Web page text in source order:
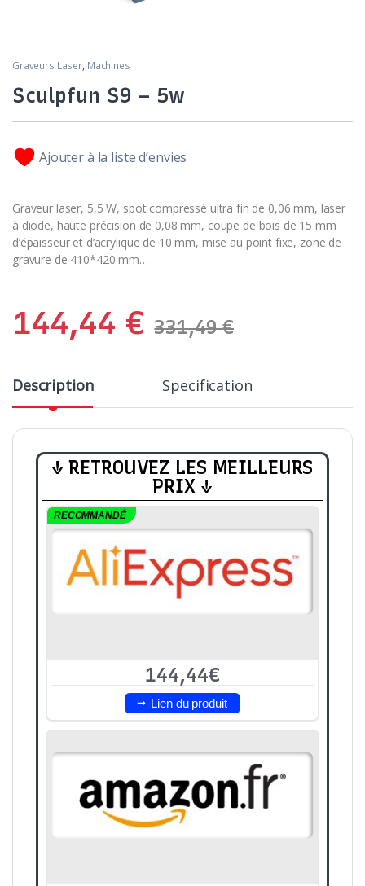
Graveurs Laser, Machines
Sculpfun S9 – 5w
Ajouter à la liste d’envies
Graveur laser, 5,5 W, spot compressé ultra fin de 0,06 mm, laser
à diode, haute précision de 0,08 mm, coupe de bois de 15 mm
d’épaisseur et d’acrylique de 10 mm, mise au point fixe, zone de
gravure de 410*420 mm…
144,44 € 331,49€
Description Specification
↓ RETROUVEZ LES MEILLEURS
PRIX ↓
RECOMMANDÉ
144,44€
Lien du produit